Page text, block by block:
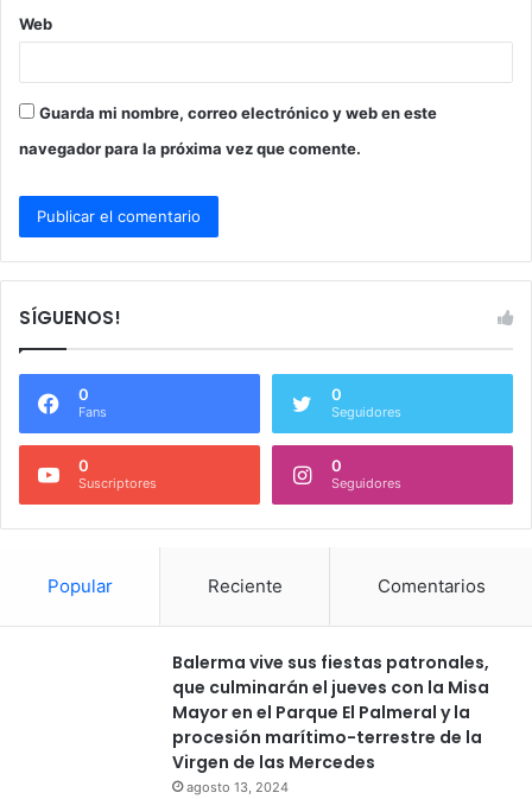
Web
Guarda mi nombre, correo electrónico y web en este
navegador para la próxima vez que comente.
SÍGUENOS!
0
Fans
0
Seguidores
0
Suscriptores
0
Seguidores
Popular Reciente Comentarios
Balerma vive sus fiestas patronales,
que culminarán el jueves con la Misa
Mayor en el Parque El Palmeral y la
procesión marítimo-terrestre de la
Virgen de las Mercedes
agosto 13, 2024